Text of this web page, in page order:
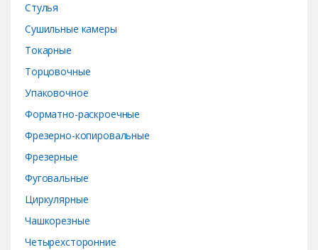
Стулья
Сушильные камеры
Токарные
Торцовочные
Упаковочное
Форматно-раскроечные
Фрезерно-копировальные
Фрезерные
Фуговальные
Циркулярные
Чашкорезные
Четырехсторонние